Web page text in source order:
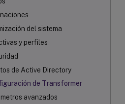
del sistema
y perfiles
de Active Directory
de Transformer
avanzados